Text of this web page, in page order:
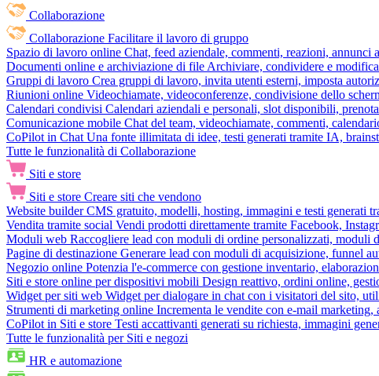
Collaborazione
Collaborazione Facilitare il lavoro di gruppo
Spazio di lavoro online Chat, feed aziendale, commenti, reazioni, annunci
Documenti online e archiviazione di file Archiviare, condividere e
Gruppi di lavoro Crea gruppi di lavoro, invita utenti esterni, imposta
Riunioni online Videochiamate, videoconferenze, condivisione dello
Calendari condivisi Calendari aziendali e personali, slot disponibili,
Comunicazione mobile Chat del team, videochiamate, commenti,
CoPilot in Chat Una fonte illimitata di idee, testi generati tramite IA,
Tutte le funzionalità di Collaborazione
Siti e store
Siti e store Creare siti che vendono
Website builder CMS gratuito, modelli, hosting, immagini e testi generati
Vendita tramite social Vendi prodotti direttamente tramite Facebook,
Moduli web Raccogliere lead con moduli di ordine personalizzati,
Pagine di destinazione Generare lead con moduli di acquisizione, funnel
Negozio online Potenzia l'e-commerce con gestione inventario,
Siti e store online per dispositivi mobili Design reattivo, ordini online,
Widget per siti web Widget per dialogare in chat con i visitatori del sito,
Strumenti di marketing online Incrementa le vendite con e-mail
CoPilot in Siti e store Testi accattivanti generati su richiesta, immagini
Tutte le funzionalità per Siti e negozi
HR e automazione